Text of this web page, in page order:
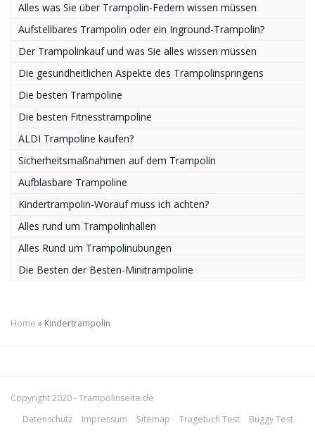
Alles was Sie über Trampolin-Federn wissen müssen
Aufstellbares Trampolin oder ein Inground-Trampolin?
Der Trampolinkauf und was Sie alles wissen müssen
Die gesundheitlichen Aspekte des Trampolinspringens
Die besten Trampoline
Die besten Fitnesstrampoline
ALDI Trampoline kaufen?
Sicherheitsmaßnahmen auf dem Trampolin
Aufblasbare Trampoline
Kindertrampolin-Worauf muss ich achten?
Alles rund um Trampolinhallen
Alles Rund um Trampolinübungen
Die Besten der Besten-Minitrampoline
Home » Kindertrampolin
Copyright 2020 -Trampolinseite.de
Datenschutz
Impressum Sitemap Tragetuch Test Buggy Test